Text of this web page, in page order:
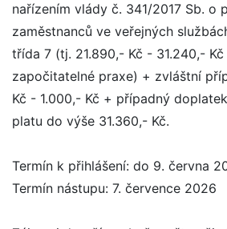
nařízením vlády č. 341/2017 Sb. o
zaměstnanců ve veřejných
třída 7 (tj. 21.890,- Kč - 31.240,-
započitatelné praxe) + zvláštní
Kč - 1.000,- Kč + případný
platu do výše 31.360,- Kč.
Termín k přihlášení: do 9. června
Termín nástupu: 7. července 2026